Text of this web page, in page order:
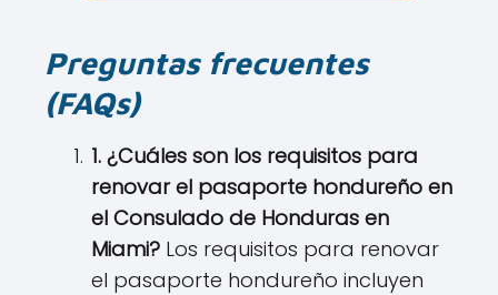
Preguntas frecuentes
(FAQs)
1. ¿Cuáles son los requisitos para
renovar el pasaporte hondureño en
el Consulado de Honduras en
Miami? Los requisitos para renovar
el pasaporte hondureño incluyen